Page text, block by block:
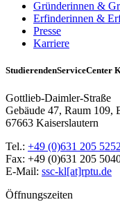
Gründerinnen &
Erfinderinnen &
Presse
Karriere
StudierendenServiceCenter
Gottlieb-Daimler-Straße
Gebäude 47, Raum 109,
67663 Kaiserslautern
Tel.: +49 (0)631 205 5252
Fax: +49 (0)631 205
E-Mail: ssc-kl[at]rptu.de
Öffnungszeiten